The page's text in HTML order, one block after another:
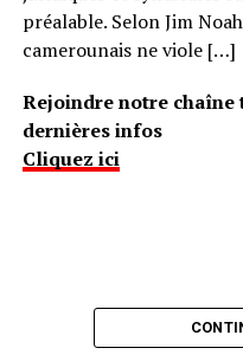
Après Nkoetye ces
fraternelles se donnent
CLIQUEZ ICI POUR LIRE
camerounactuel.com
préalable. Selon Jim
camerounais ne viole […]
Rejoindre notre
dernières infos
Cliquez ici